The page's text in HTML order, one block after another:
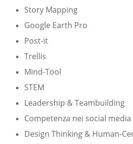
Story Mapping
Google Earth Pro
Post-it
Trellis
Mind-Tool
STEM
Leadership & Teambuilding
Competenza nei social media
Design Thinking & Human-